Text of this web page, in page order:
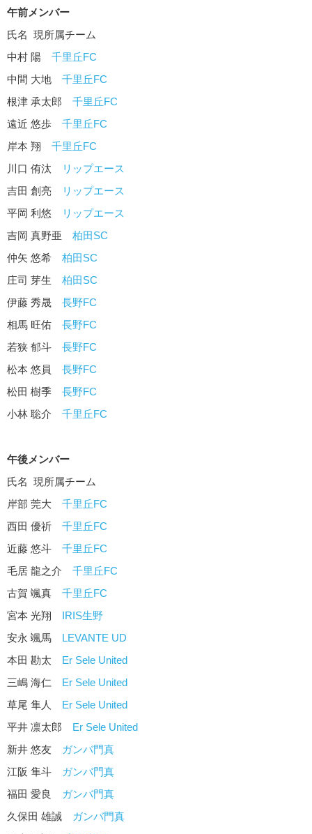
午前メンバー
氏名 現所属チーム
中村 陽 千里丘FC
中間 大地 千里丘FC
根津 承太郎 千里丘FC
遠近 悠歩 千里丘FC
岸本 翔 千里丘FC
川口 侑汰
リップエース
吉田 創亮
リップエース
平岡 利悠
リップエース
吉岡 真野亜 柏田SC
仲矢 悠希 柏田SC
庄司 芽生 柏田SC
伊藤 秀晟 長野FC
相馬 旺佑 長野FC
若狭 郁斗 長野FC
松本 悠員 長野FC
松田 樹季 長野FC
小林 聡介 千里丘FC
午後メンバー
氏名 現所属チーム
岸部 莞大 千里丘FC
西田 優祈 千里丘FC
近藤 悠斗 千里丘FC
毛居 龍之介 千里丘FC
古賀 颯真 千里丘FC
宮本 光翔 IRIS生野
安永 颯馬 LEVANTE UD
本田 勘太 Er Sele United
三嶋 海仁 Er Sele United
草尾 隼人 Er Sele United
平井 凛太郎 Er Sele United
新井 悠友
ガンバ門真
江阪 隼斗
ガンバ門真
福田 愛良
ガンバ門真
久保田 雄誠
ガンバ門真